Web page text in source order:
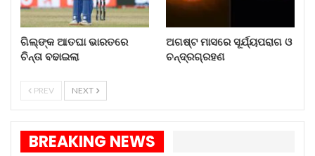
ପ୍ରବଳ ବର୍ଷା ହେବ ୧୪ ପର୍ଯ୍ୟନ୍ତ
Aug 8, 2026
ଗିଲ୍‌ଙ୍କ ଆତଘା ଭାରତରେ ଚିନ୍ତା…
Aug 8, 2026
ଅଗଷ୍ଟ ମାସରେ ସୂର୍ଯ୍ୟପରାଗ ଓ…
Aug 8, 2026
ଗିଲ୍‌ଙ୍କ ଆତଘା ଭାରତରେ
ଚିନ୍ତା ବଢାଇଲା
ଅଗଷ୍ଟ ମାସରେ ସୂର୍ଯ୍ୟପରାଗ ଓ
ଚନ୍ଦ୍ରଗ୍ରହଣ
PREV NEXT
BREAKING NEWS